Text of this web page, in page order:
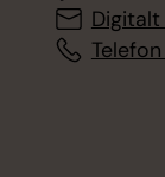
Telefon